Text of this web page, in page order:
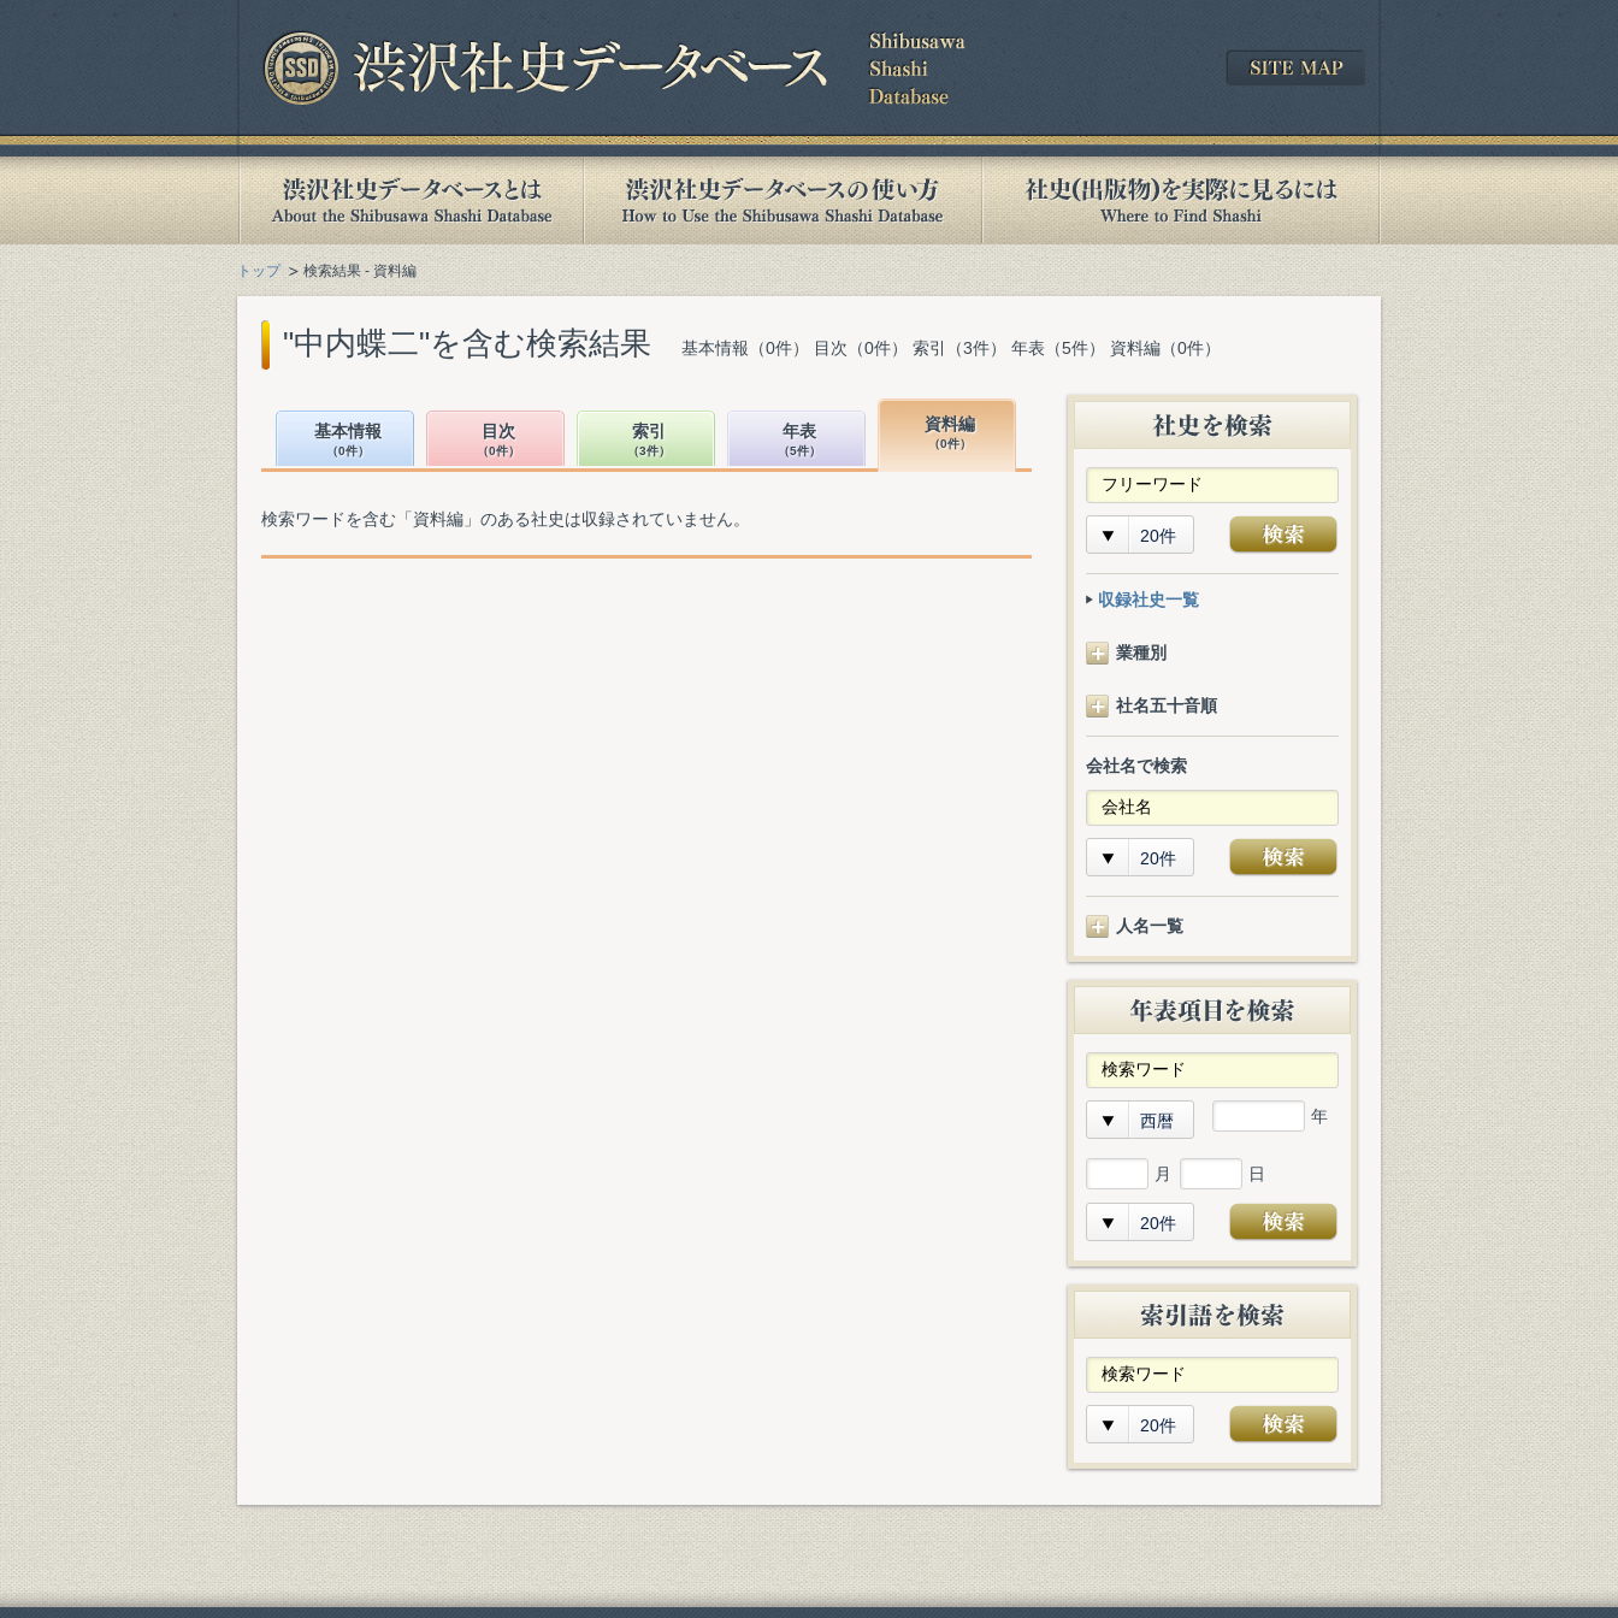
トップ 検索結果 - 資料編
"中内蝶二"を含む検索結果 基本情報（0件） 目次（0件） 索引（3件） 年表（5件） 資料編（0件）
基本情報
（0件）
目次
（0件）
索引
（3件）
年表
（5件）
資料編
（0件）
検索ワードを含む「資料編」のある社史は収録されていません。
20件
収録社史一覧
業種別
社名五十音順
会社名で検索
20件
人名一覧
西暦 年
月 日
20件
20件